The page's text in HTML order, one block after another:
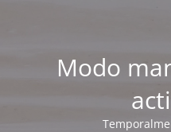
Modo